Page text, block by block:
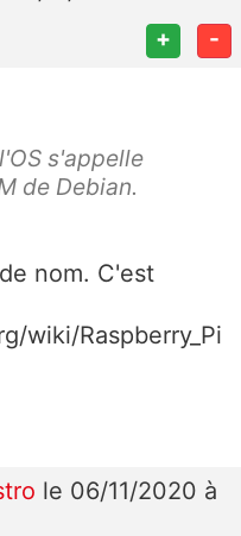
+ -
s'appelle
de Debian.
nom. C'est
wiki/Raspberry_Pi
le 06/11/2020 à